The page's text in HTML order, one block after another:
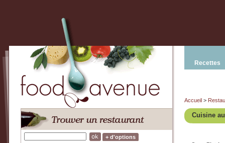
+ d'options
Recettes
Accueil >
Cuisine